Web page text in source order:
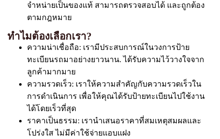
จำหน่ายเป็นของแท้ สามารถตรวจสอบได้ และถูกต้อง
ตามกฎหมาย
ทำไมต้องเลือกเรา?
ความน่าเชื่อถือ: เรามีประสบการณ์ในวงการป้าย
ทะเบียนรถมาอย่างยาวนาน. ได้รับความไว้วางใจจาก
ลูกค้ามากมาย
ความรวดเร็ว: เราให้ความสำคัญกับความรวดเร็วใน
การดำเนินการ เพื่อให้คุณได้รับป้ายทะเบียนไปใช้งาน
ได้โดยเร็วที่สุด
ราคาเป็นธรรม: เรานำเสนอราคาที่สมเหตุสมผลและ
โปร่งใส ไม่มีค่าใช้จ่ายแอบแฝง